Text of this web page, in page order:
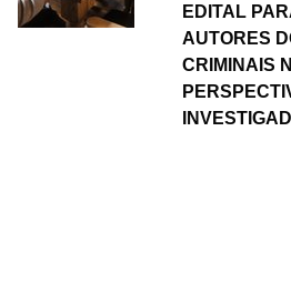
EDITAL
AUTORES
CRIMINAIS